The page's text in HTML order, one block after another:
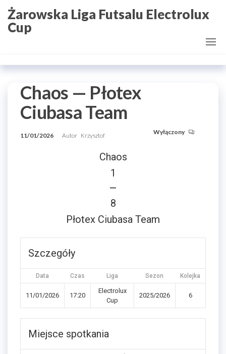
Przejdź
do
treści
Żarowska Liga Futsalu Electrolux
Cup
Chaos — Płotex
Ciubasa Team
11/01/2026 Autor Krzysztof Wyłączony
Chaos
1
—
8
Płotex Ciubasa Team
Szczegóły
Data Czas Liga Sezon Kolejka
11/01/2026 17:20
Electrolux
Cup
2025/2026 6
Miejsce spotkania